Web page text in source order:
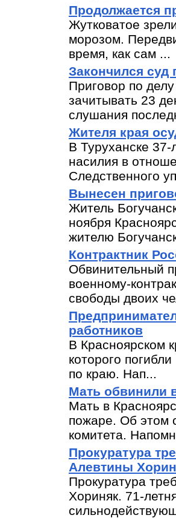
Продолжается
Жутковатое
морозом.
время, как сам ...
Закончился
Приговор по
зачитывать 23
слушания
Жителя края
В Туруханске 37-
насилия в
Следственного
Вынесен
Житель
ноября
жителю
Контрактник
Обвинительный
военному-
свободы двоих
работников
В Красноярском
которого
по краю. Нап...
Мать обвинили
Мать в
пожаре. Об этом
комитета.
Прокуратура
Алевтины
Прокуратура
Хориняк. 71-